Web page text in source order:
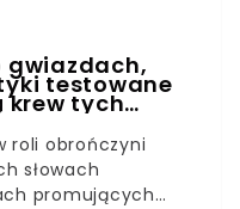
gwiazdach,
testowane
krew tych
roli obrończyni
słowach
promujących